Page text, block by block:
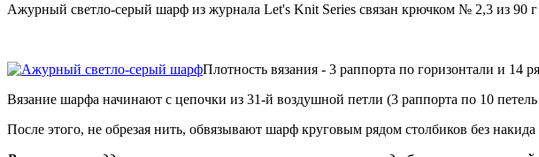
Ажурный светло-серый шарф из журнала Let's Knit Series связан крючком № 2,3 из 90
Плотность вязания - 3 раппорта по горизонтали и 14
Вязание шарфа начинают с цепочки из 31-й воздушной петли (3 раппорта по 10
После этого, не обрезая нить, обвязывают шарф круговым рядом столбиков без накида